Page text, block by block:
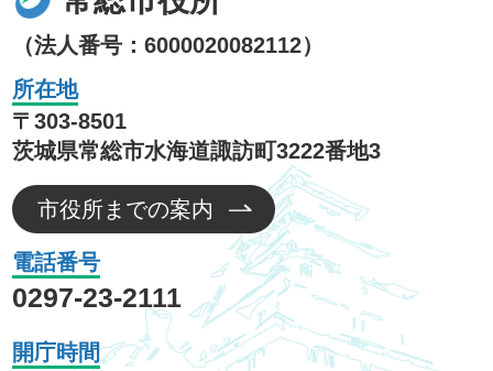
（法人番号：6000020082112）
所在地
〒303-8501
茨城県常総市水海道諏訪町3222番地3
市役所までの案内
電話番号
0297-23-2111
開庁時間